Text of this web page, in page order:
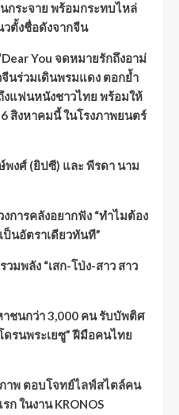
กระจาย พร้อมกระทบไหล่
วตั้งชื่อดังจากจีน
You จดหมายรักถึงอาม่
นร่วมเดินพรมแดง ตอกย้ำ
งแฟนหนังชาวไทย พร้อมให้
สิงหาคมนี้ ในโรงภาพยนตร์
พงศ์ (ยิปซี) และ พีรดา นาม
การคลังอยากฟัง “ทำไมต้อง
ป็นอัตราเดียวทันที”
มพลัง “เสก-โป่ง-สาว สาว
ชนกว่า 3,000 คน รับบัพติศ
รนพระเยซู” ฝีมือคนไทย
าพ ตอบโจทย์ไลฟ์สไตล์คน
ในงาน KRONOS